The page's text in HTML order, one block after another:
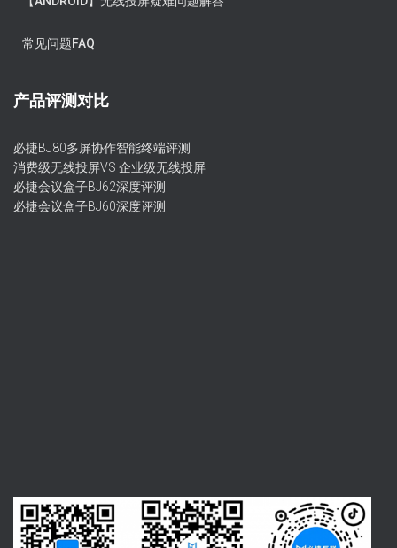
常见问题FAQ
产品评测对比
必捷BJ80多屏协作智能终端评测
消费级无线投屏VS 企业级无线投屏
必捷会议盒子BJ62深度评测
必捷会议盒子BJ60深度评测